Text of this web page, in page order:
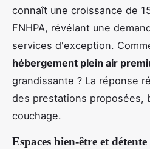
connaît une croissance de
FNHPA, révélant une
services d'exception.
hébergement plein air
grandissante ? La réponse
des prestations proposées,
couchage.
Espaces bien-être et